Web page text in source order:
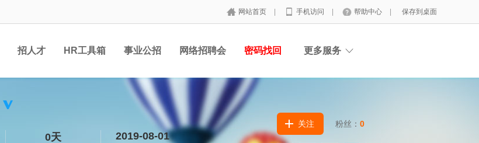
网站首页 手机访问 帮助中心 保存到桌面
招人才 HR工具箱 事业公招 网络招聘会 密码找回 更多服务
0天 2019-08-01
关注 粉丝： 0